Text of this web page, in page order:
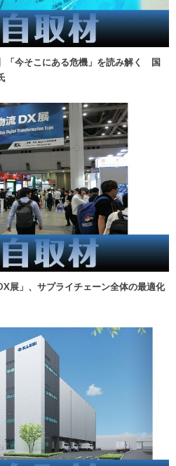
「今そこにある危機」を読み解く 国
展」、サプライチェーン全体の最適化